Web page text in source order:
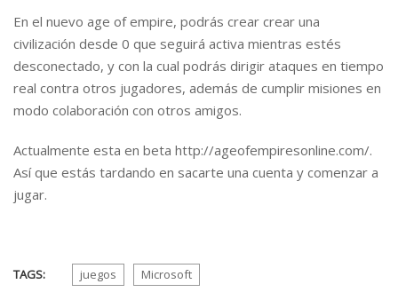
En el nuevo age of empire, podrás crear crear una
civilización desde 0 que seguirá activa mientras estés
desconectado, y con la cual podrás dirigir ataques en tiempo
real contra otros jugadores, además de cumplir misiones en
modo colaboración con otros amigos.
Actualmente esta en beta http://ageofempiresonline.com/.
Así que estás tardando en sacarte una cuenta y comenzar a
jugar.
TAGS: juegos Microsoft